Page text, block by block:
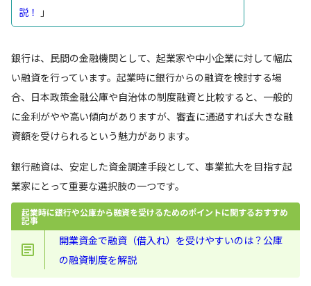
説！
」
銀行は、民間の金融機関として、起業家や中小企業に対して幅広
い融資を行っています。起業時に銀行からの融資を検討する場
合、日本政策金融公庫や自治体の制度融資と比較すると、一般的
に金利がやや高い傾向がありますが、審査に通過すれば大きな融
資額を受けられるという魅力があります。
銀行融資は、安定した資金調達手段として、事業拡大を目指す起
業家にとって重要な選択肢の一つです。
起業時に銀行や公庫から融資を受けるためのポイントに関するおすすめ
記事
開業資金で融資（借入れ）を受けやすいのは？公庫
の融資制度を解説